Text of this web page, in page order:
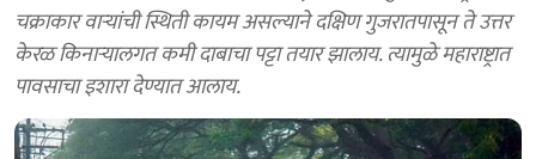
चक्राकार वाऱ्यांची स्थिती कायम असल्याने दक्षिण गुजरातपासून ते उत्तर
केरळ किनाऱ्यालगत कमी दाबाचा पट्टा तयार झालाय. त्यामुळे महाराष्ट्रात
पावसाचा इशारा देण्यात आलाय.